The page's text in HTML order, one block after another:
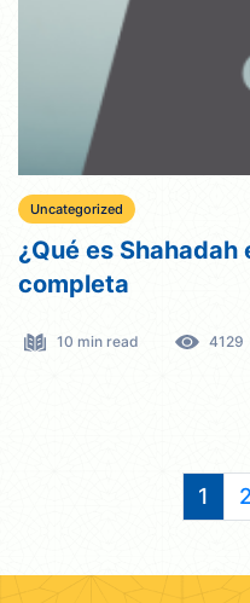
Uncategorized
¿Qué es Shahadah
completa
10 min read 4129
1 2